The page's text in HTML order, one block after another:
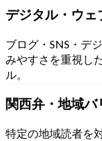
デジタル・ウ
ブログ・SNS・デ
みやすさを重視し
ル。
関西弁・地域バ
特定の地域読者を